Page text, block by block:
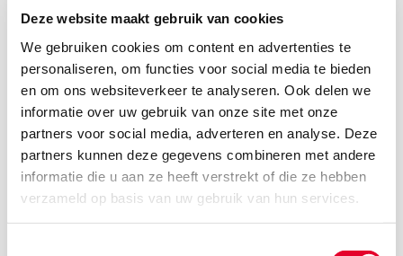
Deze website maakt gebruik van cookies
We gebruiken cookies om content en advertenties te
personaliseren, om functies voor social media te bieden
en om ons websiteverkeer te analyseren. Ook delen we
informatie over uw gebruik van onze site met onze
partners voor social media, adverteren en analyse. Deze
partners kunnen deze gegevens combineren met andere
informatie die u aan ze heeft verstrekt of die ze hebben
verzameld op basis van uw gebruik van hun services.
24 juni 2026